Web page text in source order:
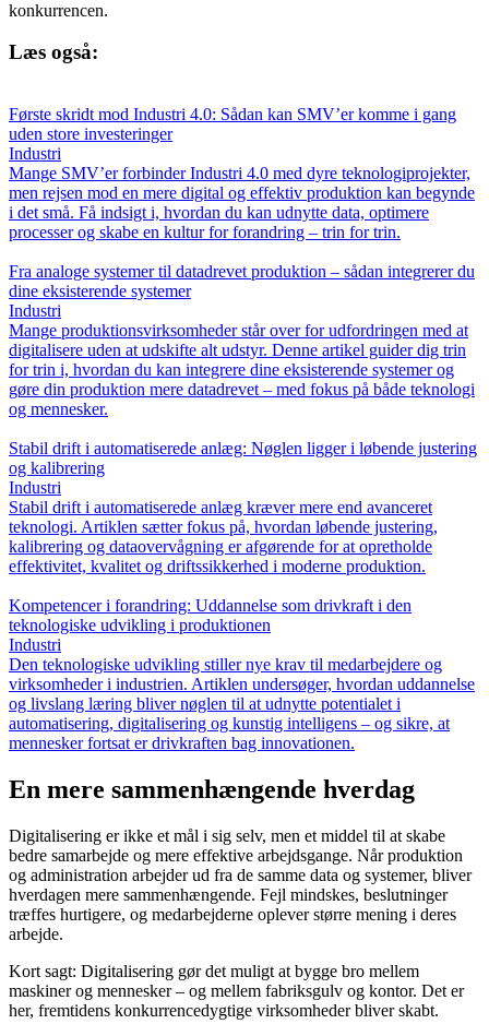
konkurrencen.
Læs også:
Første skridt mod Industri 4.0: Sådan kan SMV’er komme i gang
uden store investeringer
Industri
Mange SMV’er forbinder Industri 4.0 med dyre teknologiprojekter,
men rejsen mod en mere digital og effektiv produktion kan begynde
i det små. Få indsigt i, hvordan du kan udnytte data, optimere
processer og skabe en kultur for forandring – trin for trin.
Fra analoge systemer til datadrevet produktion – sådan integrerer du
dine eksisterende systemer
Industri
Mange produktionsvirksomheder står over for udfordringen med at
digitalisere uden at udskifte alt udstyr. Denne artikel guider dig trin
for trin i, hvordan du kan integrere dine eksisterende systemer og
gøre din produktion mere datadrevet – med fokus på både teknologi
og mennesker.
Stabil drift i automatiserede anlæg: Nøglen ligger i løbende justering
og kalibrering
Industri
Stabil drift i automatiserede anlæg kræver mere end avanceret
teknologi. Artiklen sætter fokus på, hvordan løbende justering,
kalibrering og dataovervågning er afgørende for at opretholde
effektivitet, kvalitet og driftssikkerhed i moderne produktion.
Kompetencer i forandring: Uddannelse som drivkraft i den
teknologiske udvikling i produktionen
Industri
Den teknologiske udvikling stiller nye krav til medarbejdere og
virksomheder i industrien. Artiklen undersøger, hvordan uddannelse
og livslang læring bliver nøglen til at udnytte potentialet i
automatisering, digitalisering og kunstig intelligens – og sikre, at
mennesker fortsat er drivkraften bag innovationen.
En mere sammenhængende hverdag
Digitalisering er ikke et mål i sig selv, men et middel til at skabe
bedre samarbejde og mere effektive arbejdsgange. Når produktion
og administration arbejder ud fra de samme data og systemer, bliver
hverdagen mere sammenhængende. Fejl mindskes, beslutninger
træffes hurtigere, og medarbejderne oplever større mening i deres
arbejde.
Kort sagt: Digitalisering gør det muligt at bygge bro mellem
maskiner og mennesker – og mellem fabriksgulv og kontor. Det er
her, fremtidens konkurrencedygtige virksomheder bliver skabt.